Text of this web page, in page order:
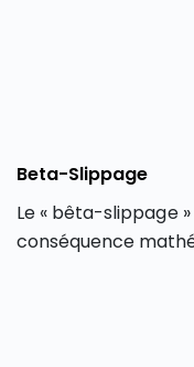
Beta-Slippage
Le « bêta-slippage
conséquence